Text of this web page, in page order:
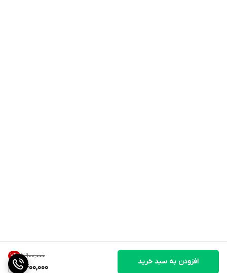
۶٬۹۰۰٬۰۰۰ 7%
6,400,000
افزودن به سبد خرید